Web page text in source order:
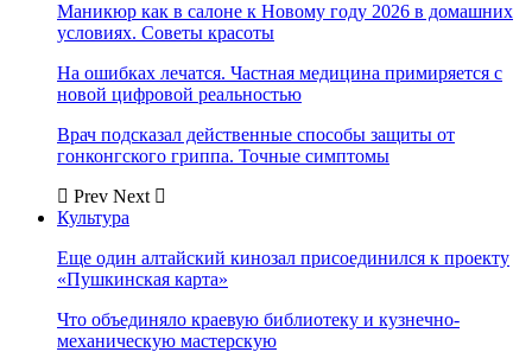
Маникюр как в салоне к Новому году 2026 в домашних
условиях. Советы красоты
На ошибках лечатся. Частная медицина примиряется с
новой цифровой реальностью
Врач подсказал действенные способы защиты от
гонконгского гриппа. Точные симптомы
Prev Next
Культура
Еще один алтайский кинозал присоединился к проекту
«Пушкинская карта»
Что объединяло краевую библиотеку и кузнечно-
механическую мастерскую